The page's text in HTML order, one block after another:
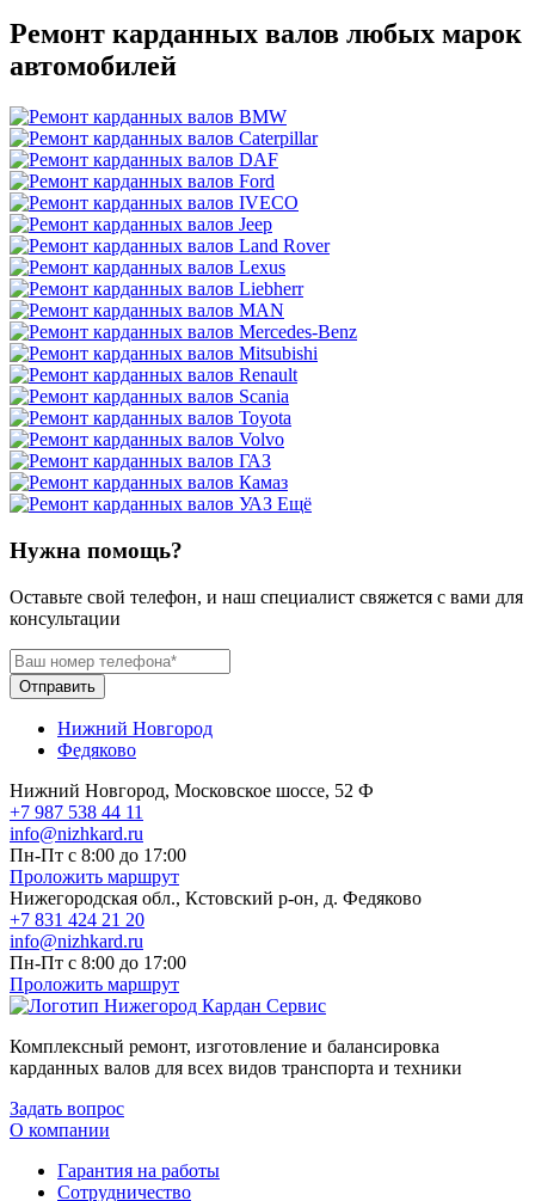
Ремонт карданных валов любых марок
автомобилей
Ещё
Нужна помощь?
Оставьте свой телефон, и наш специалист свяжется с вами для
консультации
Отправить
Нижний Новгород
Федяково
Нижний Новгород, Московское шоссе, 52 Ф
+7 987 538 44 11
info@nizhkard.ru
Пн-Пт с 8:00 до 17:00
Проложить маршрут
Нижегородская обл., Кстовский р-он, д. Федяково
+7 831 424 21 20
info@nizhkard.ru
Пн-Пт с 8:00 до 17:00
Проложить маршрут
Комплексный ремонт, изготовление и балансировка
карданных валов для всех видов транспорта и техники
Задать вопрос
О компании
Гарантия на работы
Сотрудничество